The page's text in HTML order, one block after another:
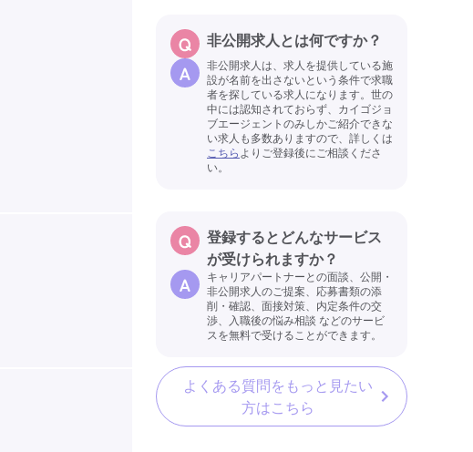
非公開求人とは何ですか？
非公開求人は、求人を提供している施
設が名前を出さないという条件で求職
者を探している求人になります。世の
中には認知されておらず、カイゴジョ
ブエージェントのみしかご紹介できな
い求人も多数ありますので、詳しくは
こちらよりご登録後にご相談くださ
い。
登録するとどんなサービス
が受けられますか？
キャリアパートナーとの面談、公開・
非公開求人のご提案、応募書類の添
削・確認、面接対策、内定条件の交
渉、入職後の悩み相談 などのサービ
スを無料で受けることができます。
よくある質問をもっと見たい
方はこちら